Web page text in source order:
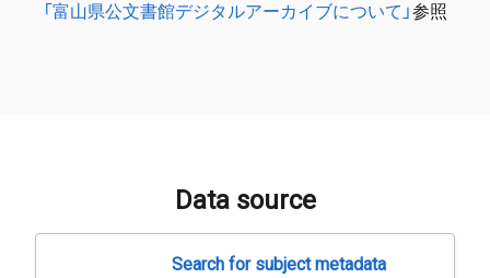
「富山県公文書館デジタルアーカイブについて」参照
Data source
Search for subject metadata